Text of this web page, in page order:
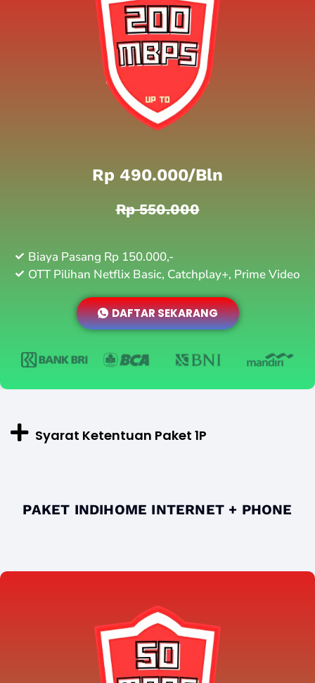
Rp 490.000/bln
Rp 550.000
Biaya Pasang Rp 150.000,-
OTT Pilihan Netflix Basic, Catchplay+, Prime Video
DAFTAR SEKARANG
Syarat Ketentuan Paket 1P
PAKET INDIHOME INTERNET + PHONE